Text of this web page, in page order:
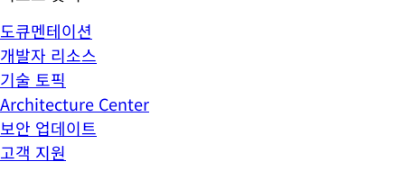
도큐멘테이션
개발자 리소스
기술 토픽
Architecture Center
보안 업데이트
고객 지원